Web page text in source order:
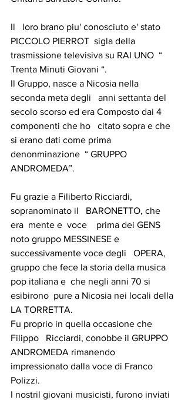
Il   loro brano piu' conosciuto e' stato
PICCOLO PIERROT  sigla della
trasmissione televisiva su RAI UNO  “
Trenta Minuti Giovani “.
Il Gruppo, nasce a Nicosia nella
seconda meta degli   anni settanta del
secolo scorso ed era Composto dai 4
componenti che ho   citato sopra e che
si erano dati come prima
denonminazione  “ GRUPPO
ANDROMEDA”.
Fu grazie a Filiberto Ricciardi,
sopranominato il   BARONETTO, che
era  mente e  voce    prima dei GENS
noto gruppo MESSINESE e
successivamente voce degli   OPERA,
gruppo che fece la storia della musica
pop italiana e  che negli anni 70 si
esibirono  pure a Nicosia nei locali della
LA TORRETTA.
Fu proprio in quella occasione che
Filippo   Ricciardi, conobbe il GRUPPO
ANDROMEDA rimanendo
impressionato dalla voce di Franco
Polizzi.
I nostril giovani musicisti, furono inviati